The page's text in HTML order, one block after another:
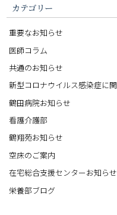
カテゴリー
重要なお知らせ
医師コラム
共通のお知らせ
新型コロナウイルス感染症に
鶴田病院お知らせ
看護介護部
鶴翔苑お知らせ
空床のご案内
在宅総合支援センターお知らせ
栄養部ブログ